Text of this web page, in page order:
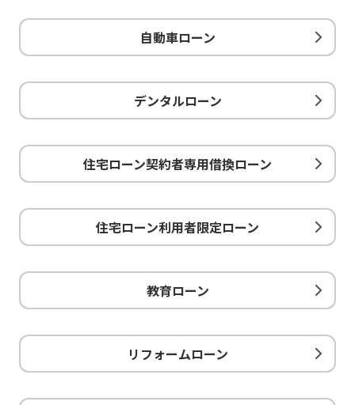
自動車ローン
デンタルローン
住宅ローン契約者専用借換ローン
住宅ローン利用者限定ローン
教育ローン
リフォームローン